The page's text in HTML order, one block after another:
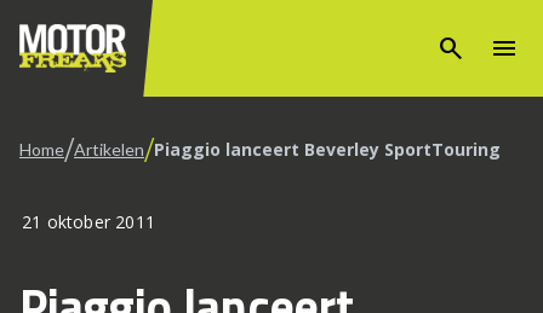
search menu
Home/Artikelen/Piaggio lanceert Beverley SportTouring
21 oktober 2011